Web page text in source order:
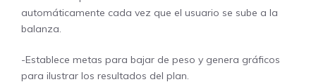
automáticamente cada vez que el usuario se sube a la
balanza.
-Establece metas para bajar de peso y genera gráficos
para ilustrar los resultados del plan.